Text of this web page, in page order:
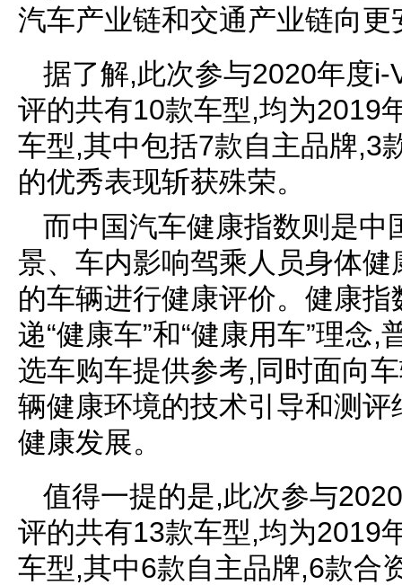
汽车产业链和交通产业链向
据了解,此次参与2020年度
评的共有10款车型,均为2019
车型,其中包括7款自主品牌,3
的优秀表现斩获殊荣。
而中国汽车健康指数则是中
景、车内影响驾乘人员身体
的车辆进行健康评价。健康
递“健康车”和“健康用车”理念
选车购车提供参考,同时面向
辆健康环境的技术引导和测
健康发展。
值得一提的是,此次参与
评的共有13款车型,均为2019
车型,其中6款自主品牌,6款合